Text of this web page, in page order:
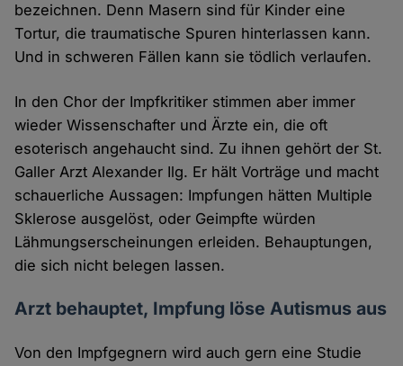
bezeichnen. Denn Masern sind für Kinder eine
Tortur, die traumatische Spuren hinterlassen kann.
Und in schweren Fällen kann sie tödlich verlaufen.
In den Chor der Impfkritiker stimmen aber immer
wieder Wissenschafter und Ärzte ein, die oft
esoterisch angehaucht sind. Zu ihnen gehört der St.
Galler Arzt Alexander Ilg. Er hält Vorträge und macht
schauerliche Aussagen: Impfungen hätten Multiple
Sklerose ausgelöst, oder Geimpfte würden
Lähmungserscheinungen erleiden. Behauptungen,
die sich nicht belegen lassen.
Arzt behauptet, Impfung löse Autismus aus
Von den Impfgegnern wird auch gern eine Studie